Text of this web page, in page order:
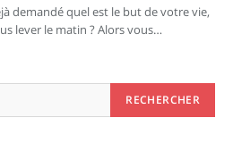
demandé quel est le but de votre vie,
lever le matin ? Alors vous…